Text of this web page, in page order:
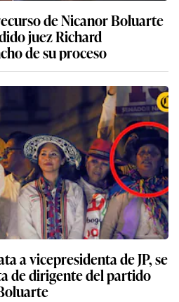
de Nicanor Boluarte
juez Richard
de su proceso
a vicepresidenta de JP, se
de dirigente del partido